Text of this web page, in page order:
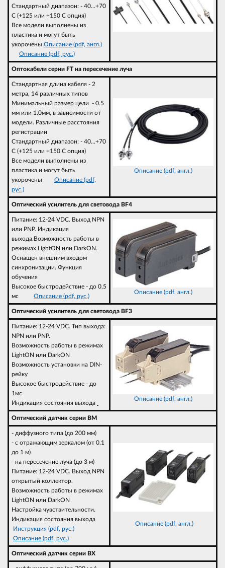
Стандартный диапазон: - 40...+70
C (+125 или +150 C опция)
Все модели выполнены из
пластика и могут быть
укорочены Описание (pdf, англ.)
Описание (pdf, рус.)
Оптокабели серии FT на пересечение луча
Стандартная длина кабеля - 2
метра, 14 различных типов
Минимальный размер цели - 0.5
мм или 1.0мм, в зависимости от
модели. Различные расстояния
регистрации
Стандартный диапазон: - 40...+70
C (+125 или +150 C опция)
Все модели выполнены из
пластика и могут быть
укорочены Описание (pdf,
рус.)
Описание (pdf, англ.)
Оптический усилитель для световода BF4
Питание: 12-24 VDC. Выход NPN
или PNP. Индикация
выхода.Возможность работы в
режимах LightON или DarkON.
Оснащен внешним входом
синхронизации. Функция
обучения
Высокое быстродействие - до 0,5
мс Описание (pdf, рус.)
Описание (pdf, англ.)
Оптический усилитель для световода BF3
Питание: 12-24 VDC. Тип выхода:
NPN или PNP.
Возможность работы в режимах
LightON или DarkON
Возможность установки на DIN-
рейку
Высокое быстродействие - до
1мс
Индикация состояния выхода
Описание (pdf, англ.)
Оптический датчик серии BM
- диффузного типа (до 200 мм)
- с отражающим зеркалом (от 0.1
до 1 м)
- на пересечение луча (до 3 м)
Питание: 12-24 VDC. Выход NPN
открытый коллектор.
Возможность работы в режимах
LightON или DarkON
Настройка чувствительности.
Индикация состояния выхода
Инструкция (pdf, рус.)
Описание (pdf, рус.)
Описание (pdf, англ.)
Оптический датчик серии BX